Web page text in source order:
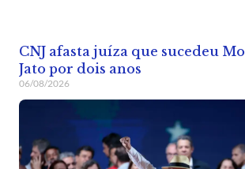
CNJ afasta juíza que sucedeu
Jato por dois anos
06/08/2026